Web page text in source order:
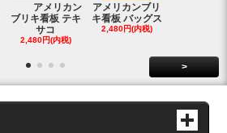
アメリカン
ブリキ看板 テキ
サコ
2,480円(内税)
アメリカンブリ
キ看板 バッグス
2,480円(内税)
>